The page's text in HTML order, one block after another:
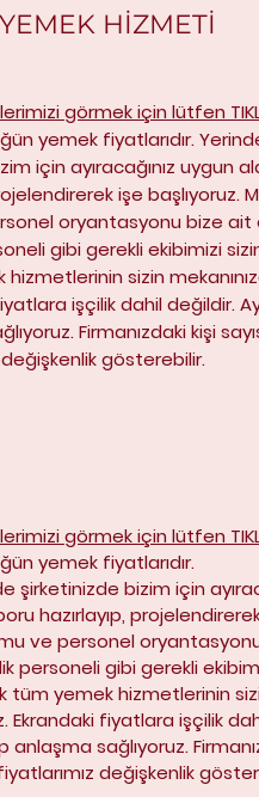
HİZMETİ
görmek için lütfen
yemek fiyatlarıdır.
için ayıracağınız uygun
işe başlıyoruz.
oryantasyonu bize ait
gibi gerekli ekibimizi
sizin
işçilik dahil değildir.
Firmanızdaki kişi
gösterebilir.
görmek için lütfen
yemek fiyatlarıdır.
bizim için
hazırlayıp,
ve personel
personeli gibi gerekli
yemek hizmetlerinin
Ekrandaki fiyatlara işçilik
anlaşma sağlıyoruz.
değişkenlik